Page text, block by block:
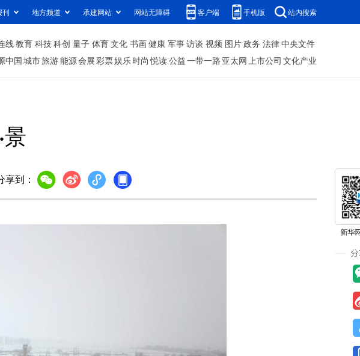
刊 地方频道 承建网站 网站无障碍 客户端 手机版 站内搜索
线教育 科技科创 量子 体育文化 书画健康 军事访谈 视频 图片政务 法律中央文件
中国城市旅游能源会展彩票娱乐时尚 悦读公益一带一路 亚太网上市公司 文化产业
景
享到：